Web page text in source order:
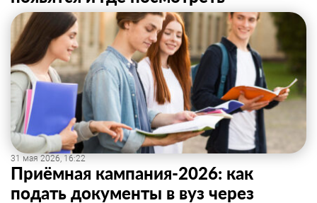
31 мая 2026, 16:22
Приёмная кампания-2026: как
подать документы в вуз через